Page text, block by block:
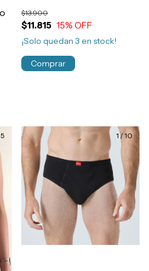
$11.815
$13.900
15% OFF
¡Solo quedan 3 en stock!
Comprar
5 1/10